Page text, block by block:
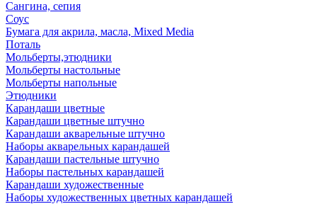
Сангина, сепия
Соус
Бумага для акрила, масла, Mixed Media
Поталь
Мольберты,этюдники
Мольберты настольные
Мольберты напольные
Этюдники
Карандаши цветные
Карандаши цветные штучно
Карандаши акварельные штучно
Наборы акварельных карандашей
Карандаши пастельные штучно
Наборы пастельных карандашей
Карандаши художественные
Наборы художественных цветных карандашей